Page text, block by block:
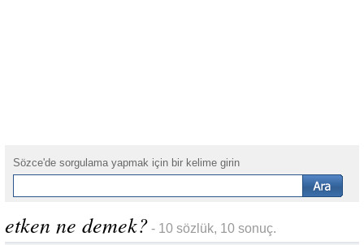
Sözce'de sorgulama yapmak için bir kelime girin
etken ne demek? - 10 sözlük, 10 sonuç.